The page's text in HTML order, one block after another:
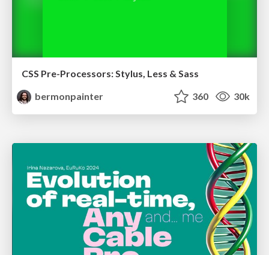
CSS Pre-Processors: Stylus, Less & Sass
bermonpainter
360 30k